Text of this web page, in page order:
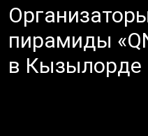
пирамиды
в Кызылорде